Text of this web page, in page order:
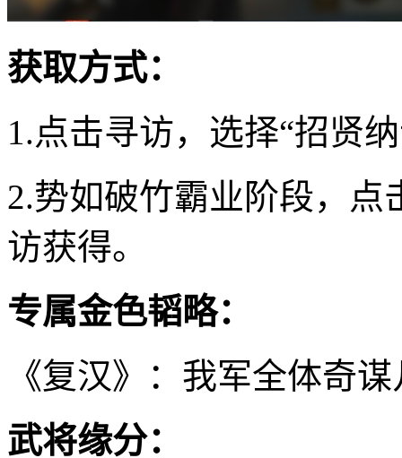
获取方式：
1.点击寻访，选择“招贤
2.势如破竹霸业阶段，点
访获得。
专属金色韬略：
《复汉》：我军全体奇
武将缘分：